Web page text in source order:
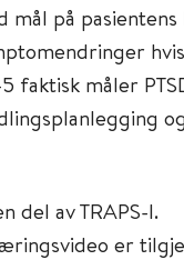
på pasientens
faktisk måler
del av TRAPS-I.
er